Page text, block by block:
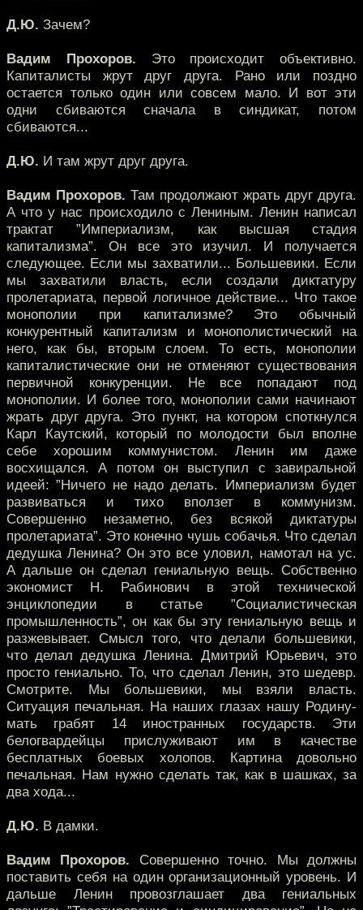
Д.Ю. Зачем?
Вадим Прохоров. Это происходит объективно.
Капиталисты жрут друг друга. Рано или поздно
остается только один или совсем мало. И вот эти
одни сбиваются сначала в синдикат, потом
сбиваются...
Д.Ю. И там жрут друг друга.
Вадим Прохоров. Там продолжают жрать друг друга.
А что у нас происходило с Лениным. Ленин написал
трактат ”Империализм, как высшая стадия
капитализма”. Он все это изучил. И получается
следующее. Если мы захватили... Большевики. Если
мы захватили власть, если создали диктатуру
пролетариата, первой логичное действие... Что такое
монополии при капитализме? Это обычный
конкурентный капитализм и монополистический на
него, как бы, вторым слоем. То есть, монополии
капиталистические они не отменяют существования
первичной конкуренции. Не все попадают под
монополии. И более того, монополии сами начинают
жрать друг друга. Это пункт, на котором споткнулся
Карл Каутский, который по молодости был вполне
себе хорошим коммунистом. Ленин им даже
восхищался. А потом он выступил с завиральной
идеей: ”Ничего не надо делать. Империализм будет
развиваться и тихо вползет в коммунизм.
Совершенно незаметно, без всякой диктатуры
пролетариата”. Это конечно чушь собачья. Что сделал
дедушка Ленина? Он это все уловил, намотал на ус.
А дальше он сделал гениальную вещь. Собственно
экономист Н. Рабинович в этой технической
энциклопедии в статье ”Социалистическая
промышленность”, он как бы эту гениальную вещь и
разжевывает. Смысл того, что делали большевики,
что делал дедушка Ленина. Дмитрий Юрьевич, это
просто гениально. То, что сделал Ленин, это шедевр.
Смотрите. Мы большевики, мы взяли власть.
Ситуация печальная. На наших глазах нашу Родину-
мать грабят 14 иностранных государств. Эти
белогвардейцы прислуживают им в качестве
бесплатных боевых холопов. Картина довольно
печальная. Нам нужно сделать так, как в шашках, за
два хода...
Д.Ю. В дамки.
Вадим Прохоров. Совершенно точно. Мы должны
поставить себя на один организационный уровень. И
дальше Ленин провозглашает два гениальных